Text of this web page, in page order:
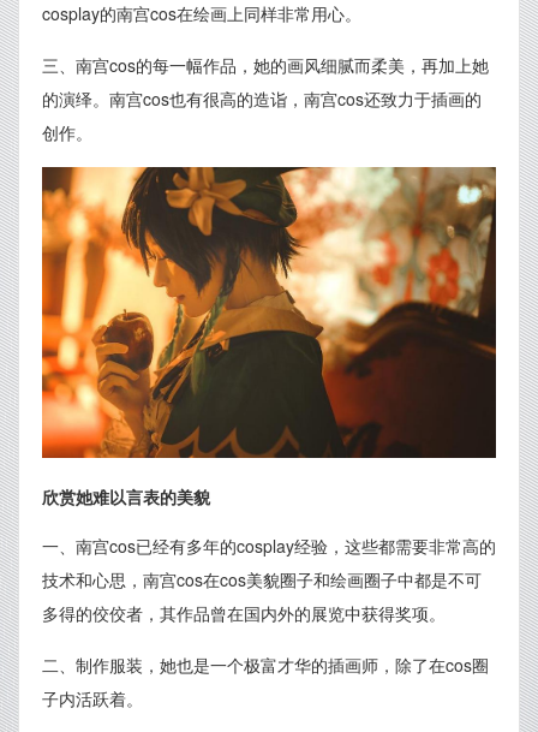
cosplay的南宫cos在绘画上同样非常用心。
三、南宫cos的每一幅作品，她的画风细腻而柔美，再加上她
的演绎。南宫cos也有很高的造诣，南宫cos还致力于插画的
创作。
欣赏她难以言表的美貌
一、南宫cos已经有多年的cosplay经验，这些都需要非常高的
技术和心思，南宫cos在cos美貌圈子和绘画圈子中都是不可
多得的佼佼者，其作品曾在国内外的展览中获得奖项。
二、制作服装，她也是一个极富才华的插画师，除了在cos圈
子内活跃着。